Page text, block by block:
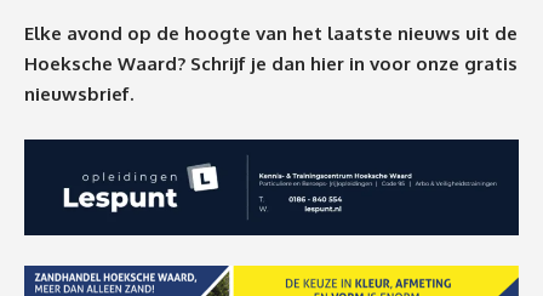
Elke avond op de hoogte van het laatste nieuws uit de
Hoeksche Waard? Schrijf je dan hier in voor onze gratis
nieuwsbrief.